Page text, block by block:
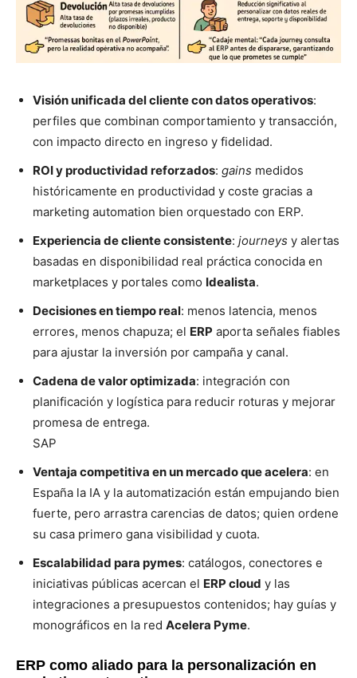
Visión unificada del cliente con datos operativos:
perfiles que combinan comportamiento y transacción,
con impacto directo en ingreso y fidelidad.
ROI y productividad reforzados: gains medidos
históricamente en productividad y coste gracias a
marketing automation bien orquestado con ERP.
Experiencia de cliente consistente: journeys y alertas
basadas en disponibilidad real práctica conocida en
marketplaces y portales como Idealista.
Decisiones en tiempo real: menos latencia, menos
errores, menos chapuza; el ERP aporta señales fiables
para ajustar la inversión por campaña y canal.
Cadena de valor optimizada: integración con
planificación y logística para reducir roturas y mejorar
promesa de entrega.
SAP
Ventaja competitiva en un mercado que acelera: en
España la IA y la automatización están empujando bien
fuerte, pero arrastra carencias de datos; quien ordene
su casa primero gana visibilidad y cuota.
Escalabilidad para pymes: catálogos, conectores e
iniciativas públicas acercan el ERP cloud y las
integraciones a presupuestos contenidos; hay guías y
monográficos en la red Acelera Pyme.
ERP como aliado para la personalización en